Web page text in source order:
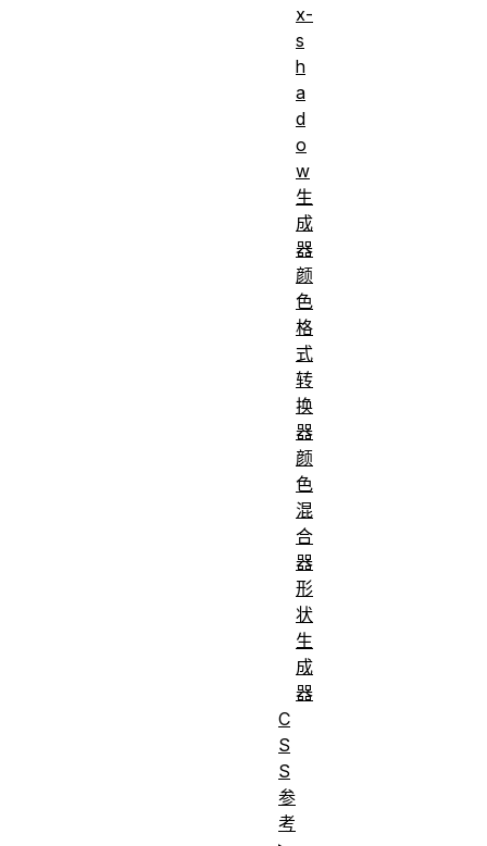
x-
s
h
a
d
o
w
生
成
器
颜
色
格
式
转
换
器
颜
色
混
合
器
形
状
生
成
器
C
S
S
参
考